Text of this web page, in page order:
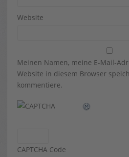
Website
Meinen Namen, meine E-Mail-
Website in diesem Browser
kommentiere.
CAPTCHA Code